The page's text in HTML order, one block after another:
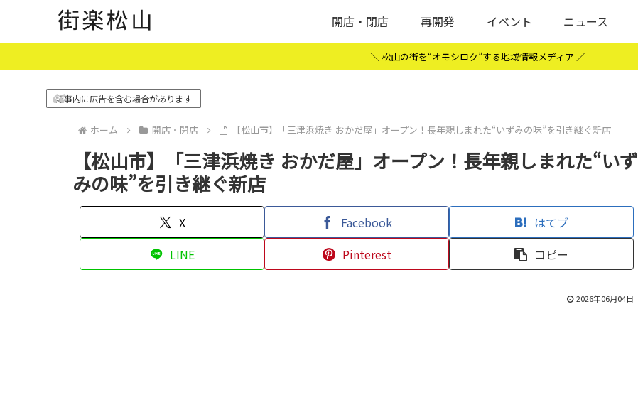
開店・閉店 再開発 イベント ニュース
＼ 松山の街を“オモシロク”する地域情報メディア ／
記事内に広告を含む場合があります
ホーム 開店・閉店 【松山市】「三津浜焼き おかだ屋」オープン！長年親しまれた“いずみの味”を引き継ぐ新店
【松山市】「三津浜焼き おかだ屋」オープン！長年親しまれた“いず
みの味”を引き継ぐ新店
X Facebook
はてブ
LINE
Pinterest コピー
2026年06月04日